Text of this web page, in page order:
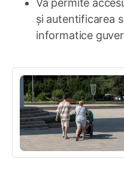
Va permite
și autentificarea
informatice